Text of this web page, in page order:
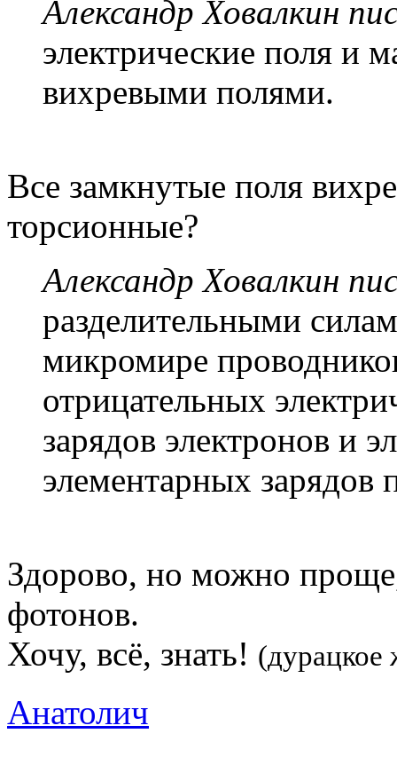
Александр Ховалкин
электрические поля и
вихревыми полями.
Все замкнутые поля
торсионные?
Александр Ховалкин
разделительными
микромире
отрицательных
зарядов электронов и
элементарных зарядов
Здорово, но можно
фотонов.
Хочу, всё, знать! (дурацкое
Анатолич